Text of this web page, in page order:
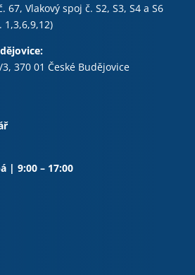
67, Vlakový spoj č. S2, S3, S4 a S6
1,3,6,9,12)
370 01 České Budějovice
| 9:00 – 17:00